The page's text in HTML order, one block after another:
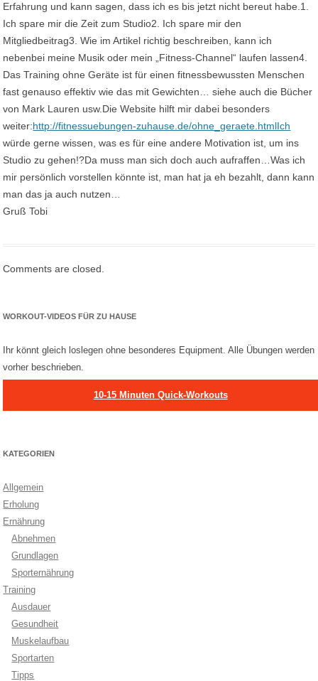
Erfahrung und kann sagen, dass ich es bis jetzt nicht bereut habe.1.
Ich spare mir die Zeit zum Studio2. Ich spare mir den
Mitgliedbeitrag3. Wie im Artikel richtig beschreiben, kann ich
nebenbei meine Musik oder mein „Fitness-Channel“ laufen lassen4.
Das Training ohne Geräte ist für einen fitnessbewussten Menschen
fast genauso effektiv wie das mit Gewichten… siehe auch die Bücher
von Mark Lauren usw.Die Website hilft mir dabei besonders
weiter:http://fitnessuebungen-zuhause.de/ohne_geraete.htmlIch
würde gerne wissen, was es für eine andere Motivation ist, um ins
Studio zu gehen!?Da muss man sich doch auch aufraffen…Was ich
mir persönlich vorstellen könnte ist, man hat ja eh bezahlt, dann kann
man das ja auch nutzen…
Gruß Tobi
Comments are closed.
WORKOUT-VIDEOS FÜR ZU HAUSE
Ihr könnt gleich loslegen ohne besonderes Equipment. Alle Übungen werden
vorher beschrieben.
10-15 Minuten Quick-Workouts
KATEGORIEN
Allgemein
Erholung
Ernährung
Abnehmen
Grundlagen
Sporternährung
Training
Ausdauer
Gesundheit
Muskelaufbau
Sportarten
Tipps